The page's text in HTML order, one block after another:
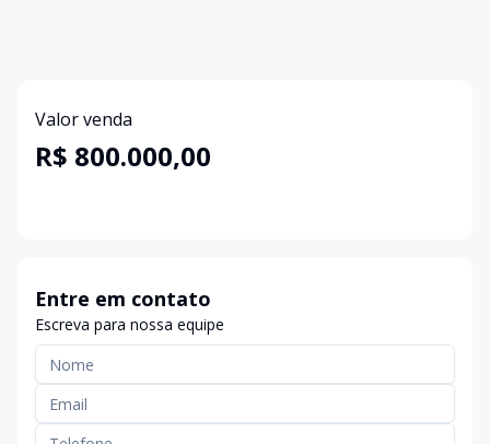
Valor venda
R$ 800.000,00
Entre em contato
Escreva para nossa equipe